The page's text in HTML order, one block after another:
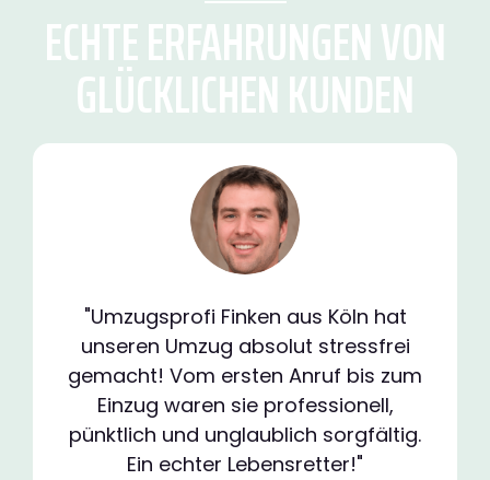
ECHTE ERFAHRUNGEN VON
GLÜCKLICHEN KUNDEN
"Umzugsprofi Finken aus Köln hat
unseren Umzug absolut stressfrei
gemacht! Vom ersten Anruf bis zum
Einzug waren sie professionell,
pünktlich und unglaublich sorgfältig.
Ein echter Lebensretter!"